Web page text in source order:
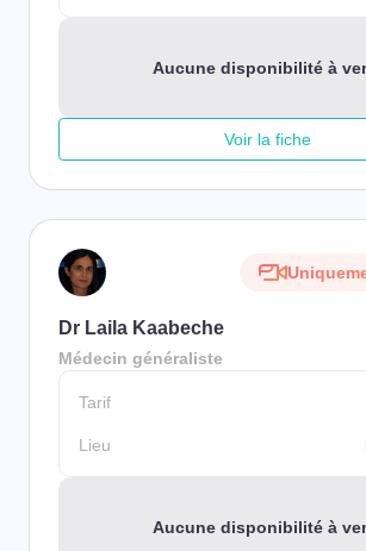
Aucune disponibilité à
Voir la fiche
Dr Laila Kaabeche
Médecin généraliste
Tarif
Lieu
Aucune disponibilité à